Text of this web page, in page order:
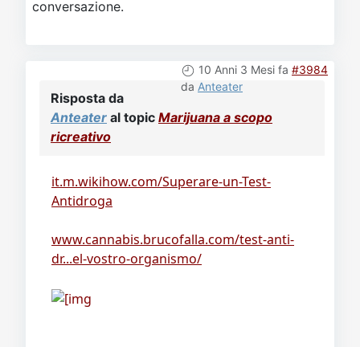
conversazione.
10 Anni 3 Mesi fa #3984
da Anteater
Risposta da
Anteater al topic Marijuana a scopo
ricreativo
it.m.wikihow.com/Superare-un-Test-
Antidroga
www.cannabis.brucofalla.com/test-anti-
dr...el-vostro-organismo/